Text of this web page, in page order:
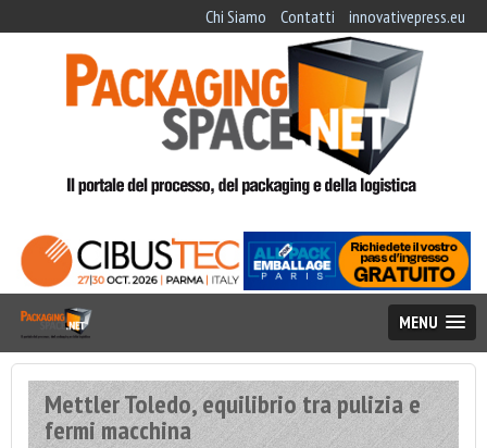
Chi Siamo Contatti innovativepress.eu
MENU
Mettler Toledo, equilibrio tra pulizia e
fermi macchina